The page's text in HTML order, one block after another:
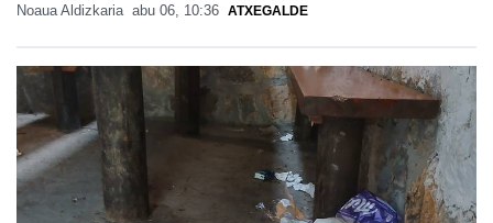
Noaua Aldizkaria abu 06, 10:36 ATXEGALDE